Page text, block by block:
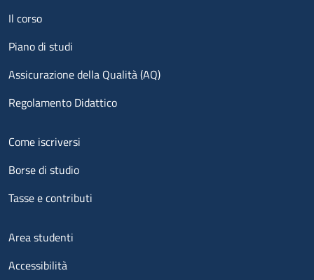
Menu footer 1
Il corso
Piano di studi
Assicurazione della Qualità (AQ)
Regolamento Didattico
Menu footer 2
Come iscriversi
Borse di studio
Tasse e contributi
Menu footer 3
Area studenti
Accessibilità